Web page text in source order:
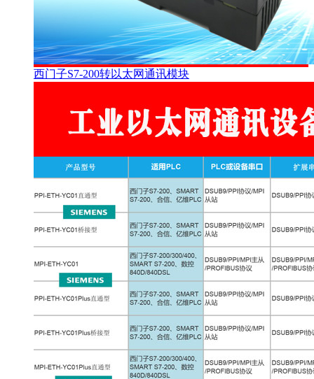
西门子S7-200转以太网通讯模块